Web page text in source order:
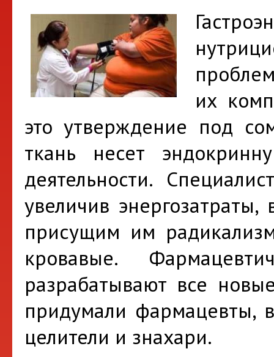
их
это утверждение под
ткань несет
деятельности.
увеличив
присущим им
кровавые.
разрабатывают все
придумали фармацевты,
целители и знахари.